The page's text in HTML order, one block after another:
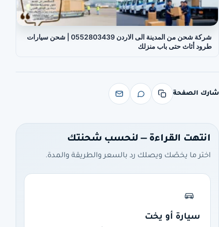
شركة شحن من المدينة الى الاردن 0552803439 | شحن سيارات
طرود أثاث حتى باب منزلك
شارك الصفحة
انتهت القراءة — لنحسب شحنتك
اختر ما يخصّك ويصلك رد بالسعر والطريقة والمدة.
سيارة أو يخت